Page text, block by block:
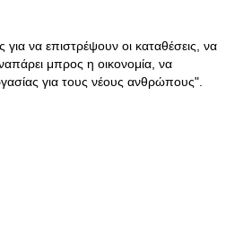
για να επιστρέψουν οι καταθέσεις, να
μπρος η οικονομία, να
για τους νέους ανθρώπους".